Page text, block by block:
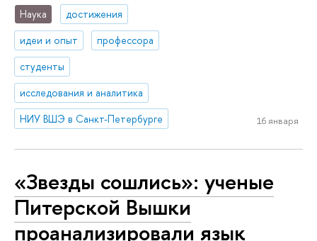
Наука
достижения
идеи и опыт
профессора
студенты
исследования и аналитика
НИУ ВШЭ в Санкт-Петербурге
16 января
«Звезды сошлись»: ученые
Питерской Вышки
проанализировали язык